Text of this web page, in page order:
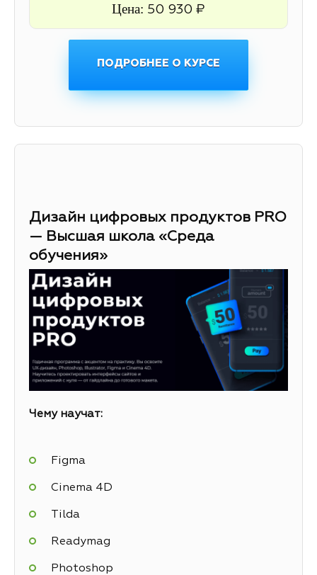
Цена: 50 930 ₽
ПОДРОБНЕЕ О КУРСЕ
Дизайн цифровых продуктов PRO
— Высшая школа «Среда
обучения»
Чему научат:
Figma
Cinema 4D
Tilda
Readymag
Photoshop